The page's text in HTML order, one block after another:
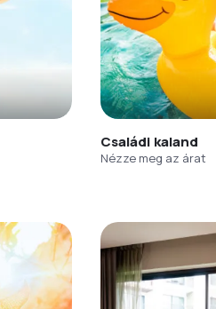
Családi kaland
Nézze meg az árat